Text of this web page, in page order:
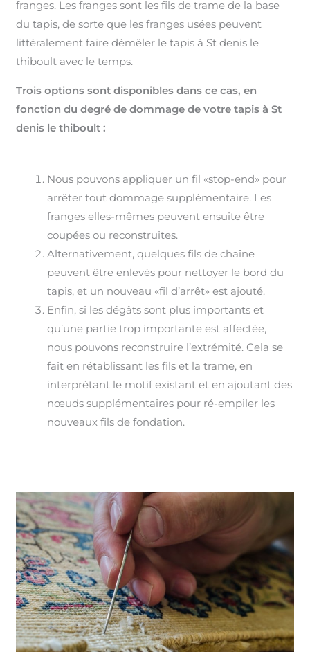
franges. Les franges sont les fils de trame de la base
du tapis, de sorte que les franges usées peuvent
littéralement faire démêler le tapis à St denis le
thiboult avec le temps.
Trois options sont disponibles dans ce cas, en
fonction du degré de dommage de votre tapis à St
denis le thiboult :
Nous pouvons appliquer un fil «stop-end» pour
arrêter tout dommage supplémentaire. Les
franges elles-mêmes peuvent ensuite être
coupées ou reconstruites.
Alternativement, quelques fils de chaîne
peuvent être enlevés pour nettoyer le bord du
tapis, et un nouveau «fil d’arrêt» est ajouté.
Enfin, si les dégâts sont plus importants et
qu’une partie trop importante est affectée,
nous pouvons reconstruire l’extrémité. Cela se
fait en rétablissant les fils et la trame, en
interprétant le motif existant et en ajoutant des
nœuds supplémentaires pour ré-empiler les
nouveaux fils de fondation.